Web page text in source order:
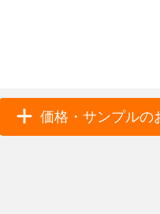
価格・サンプルの